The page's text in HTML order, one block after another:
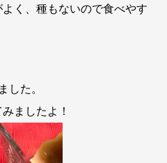
く、種もないので食べやす
した。
ましたよ！